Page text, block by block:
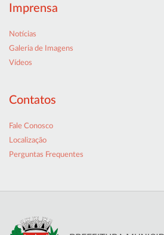
Imprensa
Notícias
Galeria de Imagens
Vídeos
Contatos
Fale Conosco
Localização
Perguntas Frequentes